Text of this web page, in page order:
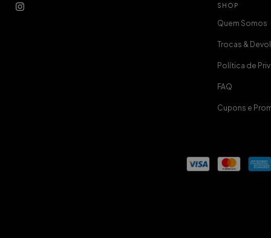
SHOP
Quem Somos
Trocas &
Política de
FAQ
Cupons e